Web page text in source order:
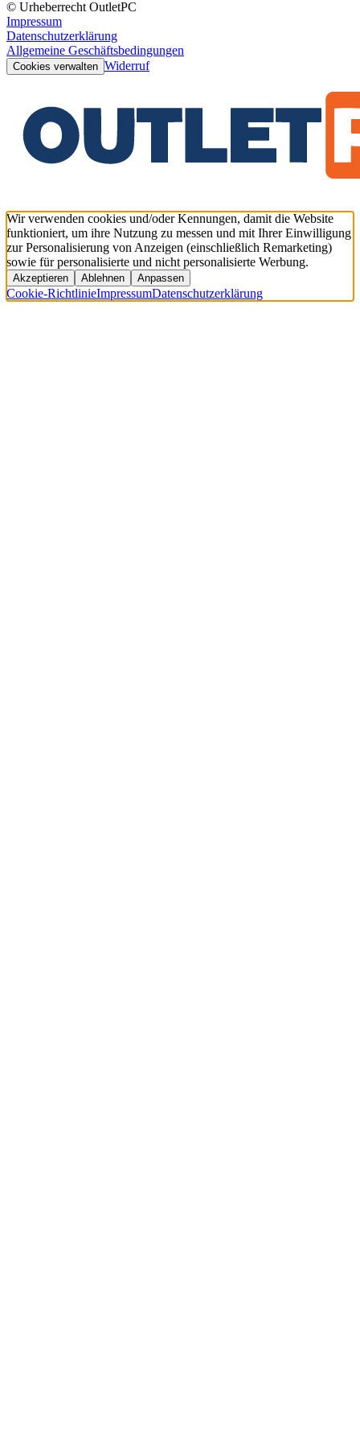
© Urheberrecht OutletPC
Impressum
Datenschutzerklärung
Allgemeine Geschäftsbedingungen
Cookies verwalten Widerruf
Wir verwenden cookies und/oder Kennungen, damit die Website
funktioniert, um ihre Nutzung zu messen und mit Ihrer Einwilligung
zur Personalisierung von Anzeigen (einschließlich Remarketing)
sowie für personalisierte und nicht personalisierte Werbung.
Akzeptieren Ablehnen Anpassen
Cookie-RichtlinieImpressumDatenschutzerklärung